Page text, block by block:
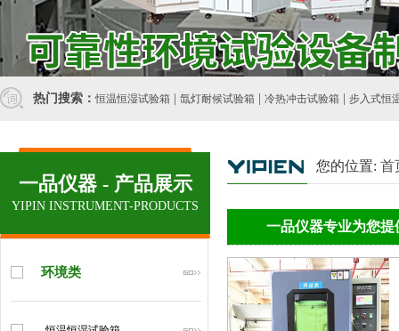
热门搜索：恒温恒湿试验箱 氙灯耐候试验箱 冷热冲击试验箱 步入式恒
一品仪器 - 产品展示
YIPIN INSTRUMENT-PRODUCTS
环境类
您的位置: 首
一品仪器专业为您